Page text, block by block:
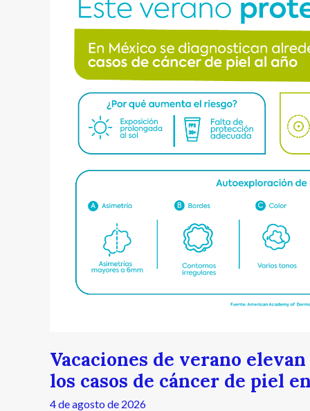
Vacaciones de verano
los casos de cáncer de piel
4 de agosto de 2026
exposición